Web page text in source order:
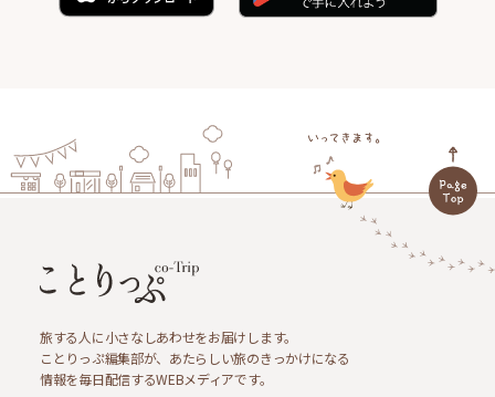
旅する人に小さなしあわせをお届けします。
ことりっぷ編集部が、あたらしい旅のきっかけになる
情報を毎日配信するWEBメディアです。